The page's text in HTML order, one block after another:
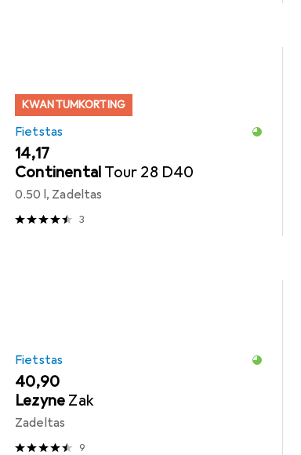
KWANTUMKORTING
Fietstas
EUR
14,17
Continental Tour 28 D40
0.50 l, Zadeltas
3
Fietstas
EUR
40,90
Lezyne Zak
Zadeltas
9